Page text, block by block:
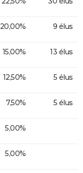
20,00% 9 élus
15,00% 13 élus
12,50% 5 élus
7,50% 5 élus
5,00%
5,00%